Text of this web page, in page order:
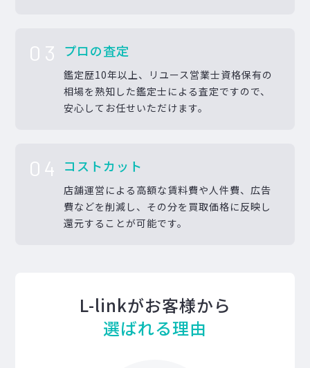
03 プロの査定
鑑定歴10年以上、リユース営業士資格保有の
相場を熟知した鑑定士による査定ですので、
安心してお任せいただけます。
04 コストカット
店舗運営による高額な賃料費や人件費、広告
費などを削減し、その分を買取価格に反映し
還元することが可能です。
L-linkがお客様から
選ばれる理由